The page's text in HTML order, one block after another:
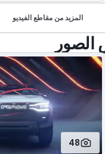
المزيد من مقاطع الفيديو
48